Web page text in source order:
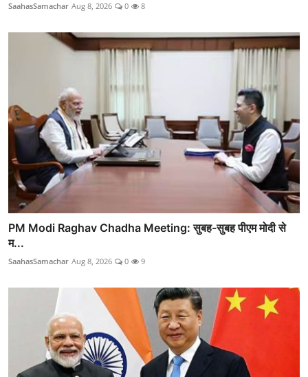
SaahasSamachar Aug 8, 2026 0 8
PM Modi Raghav Chadha Meeting: सुबह-सुबह पीएम मोदी से
म...
SaahasSamachar Aug 8, 2026 0 9